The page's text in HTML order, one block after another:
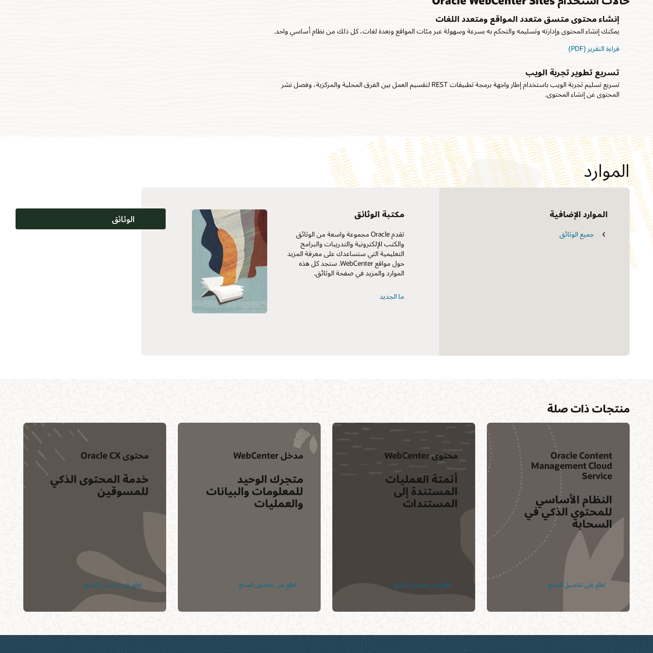
إنشاء محتوى متسق متعدد المواقع ومتعدد اللغات
يمكنك إنشاء المحتوى وإدارته وتسليمه والتحكم به بسرعة وسهولة عبر مئات المواقع وبعدة لغات، كل ذلك من نظام أساسي واحد.
قراءة التقرير (PDF)
تسريع تطوير تجربة الويب
تسريع تسليم تجربة الويب باستخدام إطار واجهة برمجة تطبيقات REST لتقسيم العمل بين الفرق المحلية والمركزية، وفصل نشر
المحتوى عن إنشاء المحتوى.
الموارد
الوثائق مكتبة الوثائق
تقدم Oracle مجموعة واسعة من الوثائق
والكتب الإلكترونية والتدريبات والبرامج
التعليمية التي ستساعدك على معرفة المزيد
حول مواقع WebCenter. ستجد كل هذه
الموارد والمزيد في صفحة الوثائق.
ما الجديد
الموارد الإضافية
جميع الوثائق
الشهادةCMS المادة السلكية: لماذا نحتاج إلى تسوية
منتجات ذات صلة
Oracle Content
Management Cloud
Service
النظام الأساسي
للمحتوى الذكي في
السحابة
اطلع على تفاصيل المنتج
محتوى WebCenter
أتمتة العمليات
المستندة إلى
المستندات
اطلع على تفاصيل المنتج
مدخل WebCenter
متجرك الوحيد
للمعلومات والبيانات
والعمليات
اطلع على تفاصيل المنتج
محتوى Oracle CX
خدمة المحتوى الذكي
للمسوقين
اطلع على تفاصيل المنتج